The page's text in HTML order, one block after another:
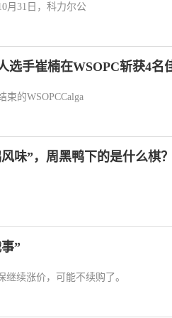
月31日，科力尔公
选手崔楠在WSOPC斩获4名
束的WSOPCCalga
味”，周黑鸭下的是什么棋
”
继续涨价，可能不续购了。